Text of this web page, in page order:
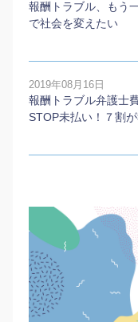
報酬トラブル、もう
で社会を変えたい
2019年08月16日
報酬トラブル弁護士
STOP未払い！７割